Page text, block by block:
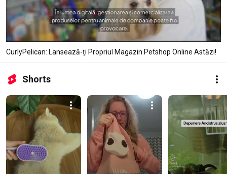
CurlyPelican: Lansează-ți Propriul Magazin Petshop Online Astăzi!
Shorts